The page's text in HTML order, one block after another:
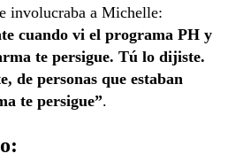
involucraba a Michelle:
cuando vi el programa PH y
te persigue. Tú lo dijiste.
de personas que estaban
te persigue”.